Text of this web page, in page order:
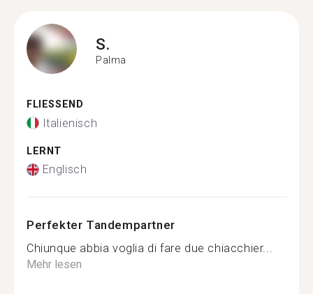
S.
Palma
FLIESSEND
Italienisch
LERNT
Englisch
Perfekter Tandempartner
Chiunque abbia voglia di fare due chiacchier...
Mehr lesen